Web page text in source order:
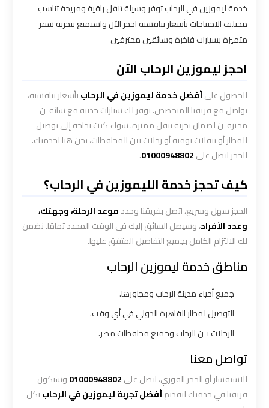
خدمة ليموزين في الرحاب توفر وسيلة تنقل راقية ومريحة تناسب
مختلف الاحتياجات بأسعار تنافسية احجز الآن واستمتع بتجربة سفر
متميزة بسيارات فاخرة وسائقين محترفين
احجز ليموزين الرحاب الآن
للحصول علىأفضل خدمة ليموزين في الرحاببأسعار تنافسية،
تواصل مع فريقنا المتخصص. نوفر لك سيارات حديثة مع سائقين
محترفين لضمان تجربة تنقل مميزة. سواء كنت بحاجة إلى توصيل
للمطار أو تنقلات يومية أو رحلات بين المحافظات، نحن هنا لخدمتك.
للحجز اتصل على01000948802
.
كيف تحجز خدمة الليموزين في الرحاب؟
الحجز سهل وسريع، اتصل بفريقنا وحددموعد الرحلة، وجهتك،
وعدد الأفراد، وسيصل السائق إليك في الوقت المحدد تمامًا. نضمن
لك الالتزام الكامل بجميع التفاصيل المتفق عليها.
مناطق خدمة ليموزين الرحاب
جميع أحياء مدينة الرحاب ومجاورها.
التوصيل لمطار القاهرة الدولي في أي وقت.
الرحلات بين الرحاب وجميع محافظات مصر.
تواصل معنا
للاستفسار أو الحجز الفوري، اتصل على01000948802وسيكون
فريقنا في خدمتك لتقديمأفضل تجربة ليموزين في الرحاببكل
الأحمر
ليموزين
السخنة
ليموزين
القاهرة
ليموزين
المطار
ليموزين
اكتوبر